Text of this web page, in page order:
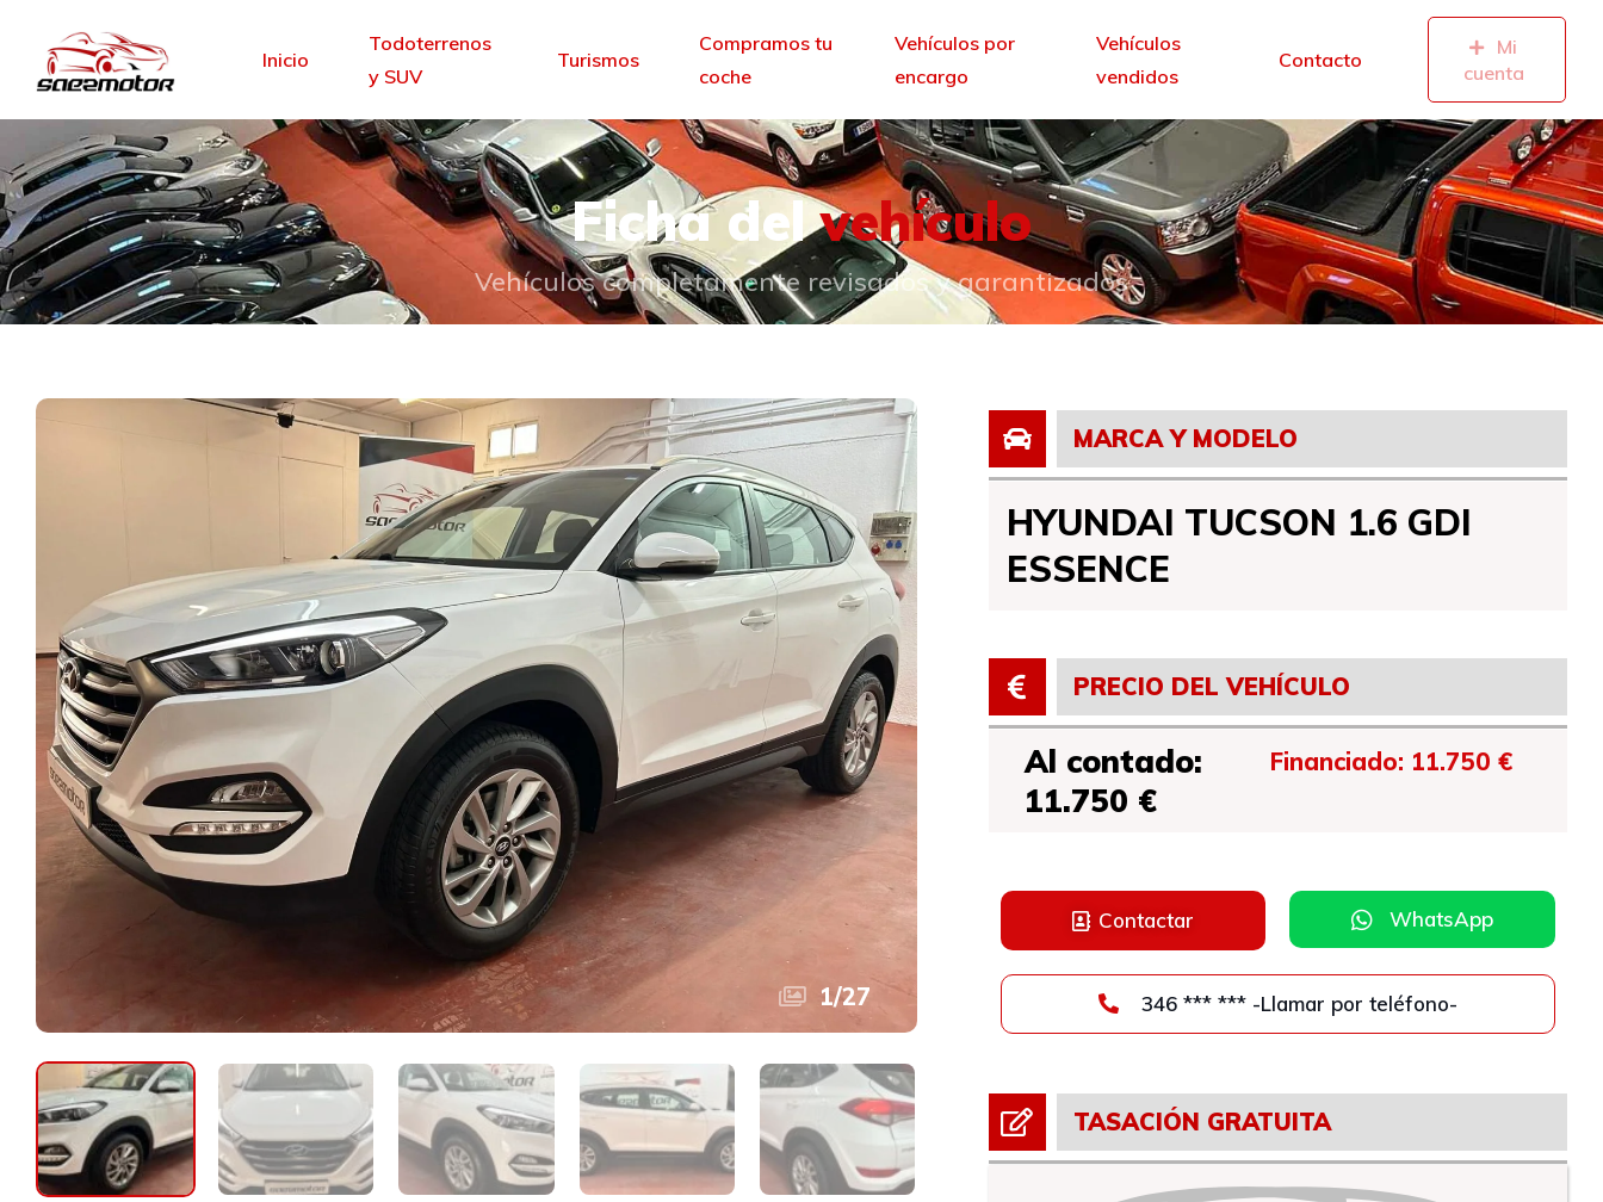
Inicio
Todoterrenos
y SUV
Turismos
Compramos tu
coche
Vehículos por
encargo
Vehículos
vendidos
Contacto
Mi
cuenta
Ficha delvehículo
Vehículos completamente revisados y garantizados
1/27
MARCA Y MODELO
HYUNDAI TUCSON 1.6 GDI
ESSENCE
PRECIO DEL VEHÍCULO
Al contado:
11.750 €
Financiado: 11.750 €
Contactar WhatsApp
346 *** *** -Llamar por teléfono-
TASACIÓN GRATUITA